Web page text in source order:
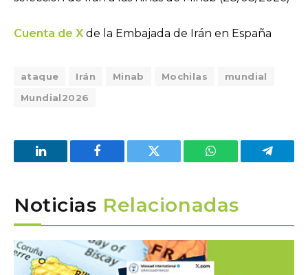
Cuenta de X de la Embajada de Irán en España
ataque Irán Minab Mochilas
mundial
Mundial2026
LinkedIn Facebook Twitter WhatsApp
Noticias Relacionadas